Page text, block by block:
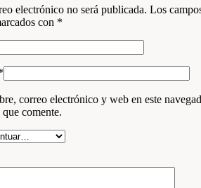
electrónico no será publicada. Los
con *
correo electrónico y web en este
comente.